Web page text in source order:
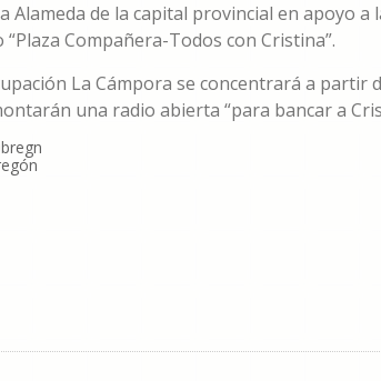
Alameda de la capital provincial en apoyo
Compañera-Todos con Cristina”.
La Cámpora se concentrará a partir
una radio abierta “para bancar a